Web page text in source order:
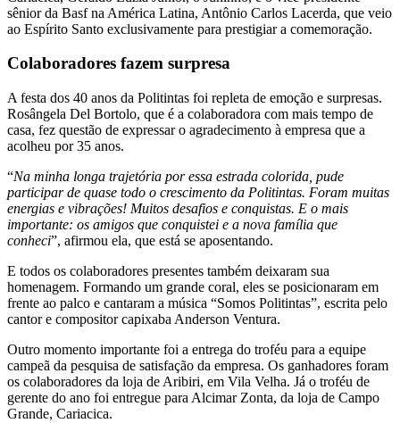
sênior da Basf na América Latina, Antônio Carlos Lacerda, que veio
ao Espírito Santo exclusivamente para prestigiar a comemoração.
Colaboradores fazem surpresa
A festa dos 40 anos da Politintas foi repleta de emoção e surpresas.
Rosângela Del Bortolo, que é a colaboradora com mais tempo de
casa, fez questão de expressar o agradecimento à empresa que a
acolheu por 35 anos.
“Na minha longa trajetória por essa estrada colorida, pude
participar de quase todo o crescimento da Politintas. Foram muitas
energias e vibrações! Muitos desafios e conquistas. E o mais
importante: os amigos que conquistei e a nova família que
conheci”, afirmou ela, que está se aposentando.
E todos os colaboradores presentes também deixaram sua
homenagem. Formando um grande coral, eles se posicionaram em
frente ao palco e cantaram a música “Somos Politintas”, escrita pelo
cantor e compositor capixaba Anderson Ventura.
Outro momento importante foi a entrega do troféu para a equipe
campeã da pesquisa de satisfação da empresa. Os ganhadores foram
os colaboradores da loja de Aribiri, em Vila Velha. Já o troféu de
gerente do ano foi entregue para Alcimar Zonta, da loja de Campo
Grande, Cariacica.